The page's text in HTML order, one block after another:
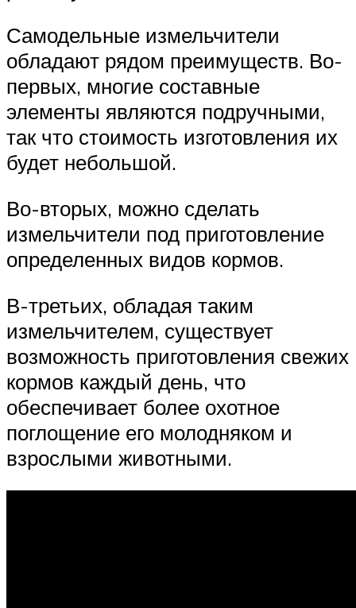
Самодельные измельчители
обладают рядом преимуществ. Во-
первых, многие составные
элементы являются подручными,
так что стоимость изготовления их
будет небольшой.
Во-вторых, можно сделать
измельчители под приготовление
определенных видов кормов.
В-третьих, обладая таким
измельчителем, существует
возможность приготовления свежих
кормов каждый день, что
обеспечивает более охотное
поглощение его молодняком и
взрослыми животными.